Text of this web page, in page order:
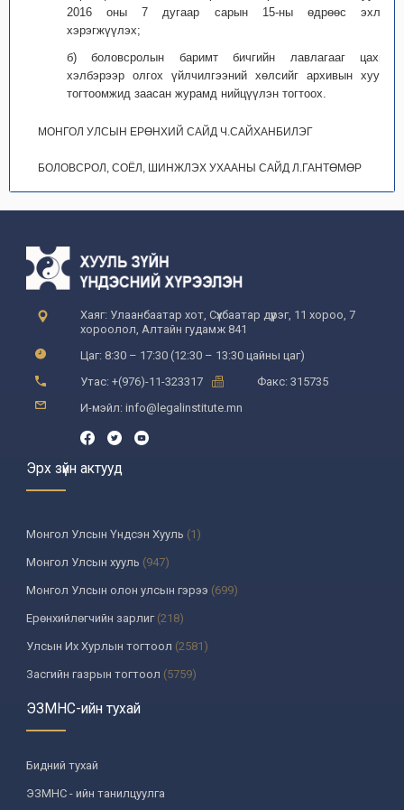
2016 оны 7 дугаар сарын 15-ны өдрөөс эхлэн
хэрэгжүүлэх;
б) боловсролын баримт бичгийн лавлагааг цахим
хэлбэрээр олгох үйлчилгээний хөлсийг архивын хууль
тогтоомжид заасан журамд нийцүүлэн тогтоох.
МОНГОЛ УЛСЫН ЕРӨНХИЙ САЙД Ч.САЙХАНБИЛЭГ
БОЛОВСРОЛ, СОЁЛ, ШИНЖЛЭХ УХААНЫ САЙД Л.ГАНТӨМӨР
Хаяг: Улаанбаатар хот, Сүхбаатар дүүрэг, 11 хороо, 7
хороолол, Алтайн гудамж 841
Цаг: 8:30 – 17:30 (12:30 – 13:30 цайны цаг)
Утас: +(976)-11-323317
Факс: 315735
И-мэйл: info@legalinstitute.mn
Эрх зүйн актууд
Монгол Улсын Үндсэн Хууль (1)
Монгол Улсын хууль (947)
Монгол Улсын олон улсын гэрээ (699)
Ерөнхийлөгчийн зарлиг(218)
Улсын Их Хурлын тогтоол (2581)
Засгийн газрын тогтоол (5759)
Үндсэн хуулийн цэцийн шийдвэр
Улсын дээд шүүхийн тогтоол
УИХ-аас томилогддог байгууллагын дарга, түүнтэй адилтгах албан
тушаалтны шийдвэр
Сайдын тушаал(987)
ЭЗМНС-ийн тухай
Бидний тухай
ЭЗМНС - ийн танилцуулга